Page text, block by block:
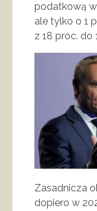
podatkową
ale tylko o 1
z 18 proc. do
Zasadnicza
dopiero w